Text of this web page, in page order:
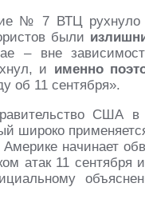
№ 7 ВТЦ рухнуло
были
– вне
и именно
об 11 сентября».
США
широко
начинает
атак 11